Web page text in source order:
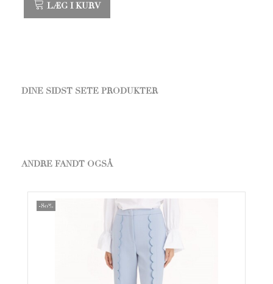
LÆG I KURV
DINE SIDST SETE PRODUKTER
ANDRE FANDT OGSÅ
-80%